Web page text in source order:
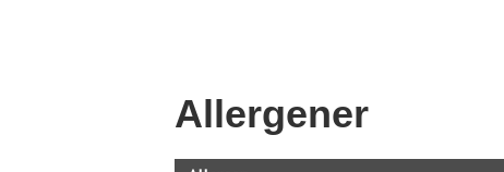
Allergener